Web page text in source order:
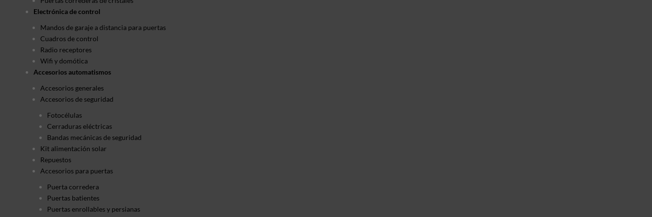
Electrónica de control
Mandos de garaje a distancia para puertas
Cuadros de control
Radio receptores
Wifi y domótica
Accesorios automatismos
Accesorios generales
Accesorios de seguridad
Fotocélulas
Cerraduras eléctricas
Bandas mecánicas de seguridad
Kit alimentación solar
Repuestos
Accesorios para puertas
Puerta corredera
Puertas batientes
Puertas enrollables y persianas